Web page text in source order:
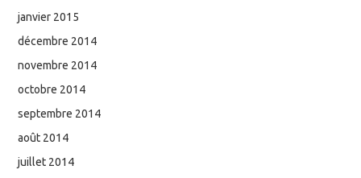
janvier 2015
décembre 2014
novembre 2014
octobre 2014
septembre 2014
août 2014
juillet 2014